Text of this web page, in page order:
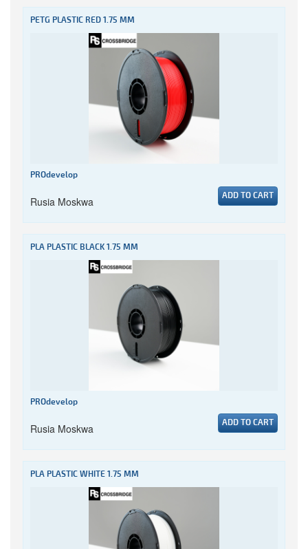
PETG PLASTIC RED 1.75 MM
PROdevelop
Rusia Moskwa ADD TO CART
PLA PLASTIC BLACK 1.75 MM
PROdevelop
Rusia Moskwa ADD TO CART
PLA PLASTIC WHITE 1.75 MM